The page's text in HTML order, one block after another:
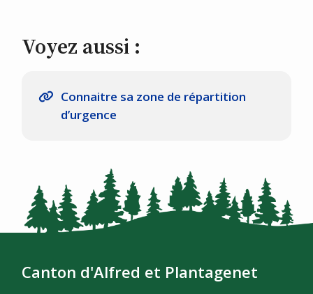
Voyez aussi :
Connaitre sa zone de répartition
d’urgence
Canton d'Alfred et Plantagenet